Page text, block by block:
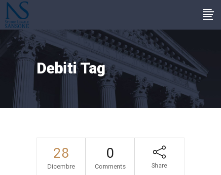
Debiti Tag
28
Dicembre
0
Comments Share